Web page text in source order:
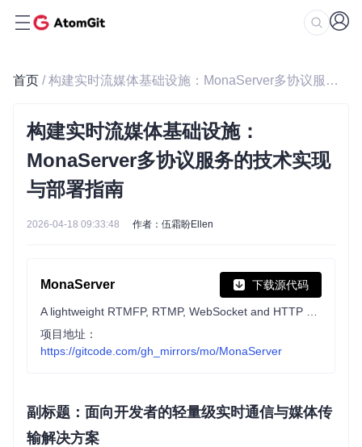
首页 / 构建实时流媒体基础设施：MonaServer多协议服务的技术实现与部署指南
构建实时流媒体基础设施：
MonaServer多协议服务的技术实现
与部署指南
2026-04-18 09:33:48 作者：伍霜盼Ellen
MonaServer 下载源代码
项目地址：
https://gitcode.com/gh_mirrors/mo/MonaServer
副标题：面向开发者的轻量级实时通信与媒体传
输解决方案